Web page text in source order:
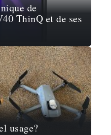
de
ThinQ et de ses
usage?